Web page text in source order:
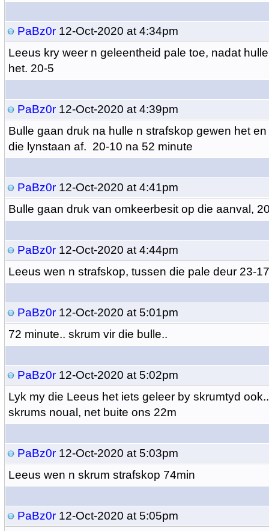
PaBz0r12-Oct-2020 at 4:34pm
Leeus kry weer n geleentheid pale toe, nadat
het. 20-5
PaBz0r12-Oct-2020 at 4:39pm
Bulle gaan druk na hulle n strafskop gewen het
die lynstaan af. 20-10 na 52 minute
PaBz0r12-Oct-2020 at 4:41pm
Bulle gaan druk van omkeerbesit op die aanval,
PaBz0r12-Oct-2020 at 4:44pm
Leeus wen n strafskop, tussen die pale deur 23-
PaBz0r12-Oct-2020 at 5:01pm
72 minute.. skrum vir die bulle..
PaBz0r12-Oct-2020 at 5:02pm
Lyk my die Leeus het iets geleer by skrumtyd
skrums noual, net buite ons 22m
PaBz0r12-Oct-2020 at 5:03pm
Leeus wen n skrum strafskop 74min
PaBz0r12-Oct-2020 at 5:05pm